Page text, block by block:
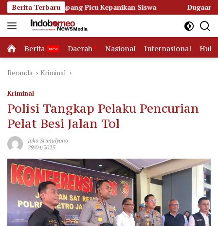
Langsung
ke
konten
Berita Terbaru
Picu Kepanikan Siswa Dugaan Korupsi Dana
Home
Berita Daerah Nasional Internasional
Beranda Kriminal
Kriminal
Polisi Tangkap Pelaku Pencurian
Pelat Besi Jalan Tol
Joko Srimulyono
29/04/2025